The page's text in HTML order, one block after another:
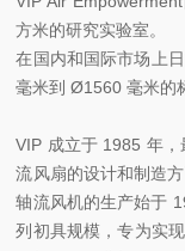
方米的研究实验室。
在国内和国际市场上
毫米到 Ø1560 毫米的
VIP 成立于 1985 年
流风扇的设计和制造
轴流风机的生产始于
列初具规模，专为实